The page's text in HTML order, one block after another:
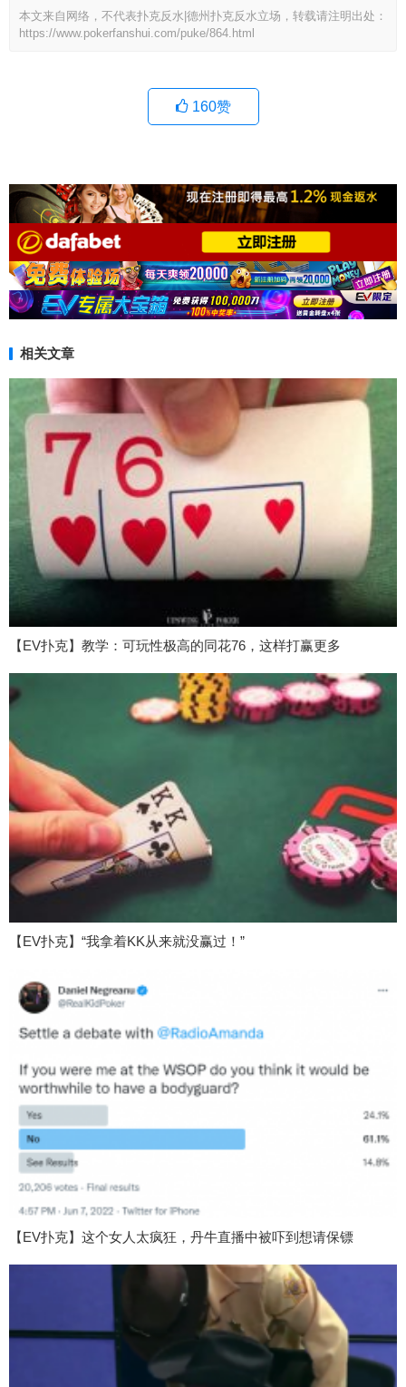
本文来自网络，不代表扑克反水|德州扑克反水立场，转载请注明出处：
https://www.pokerfanshui.com/puke/864.html
160赞
相关文章
【EV扑克】教学：可玩性极高的同花76，这样打赢更多
【EV扑克】“我拿着KK从来就没赢过！”
【EV扑克】这个女人太疯狂，丹牛直播中被吓到想请保镖